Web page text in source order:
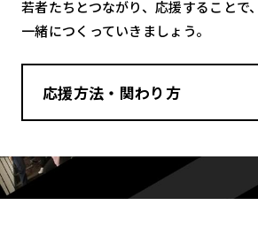
若者たちとつながり、応援することで
一緒につくっていきましょう。
応援方法・関わり方